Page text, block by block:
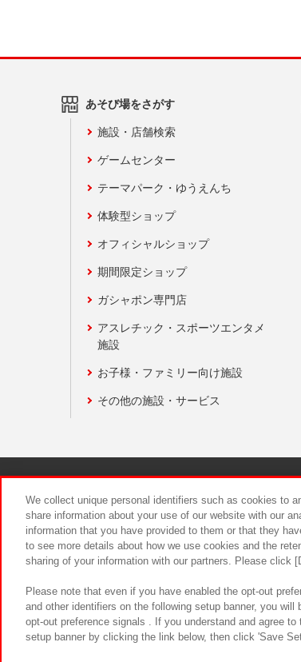
あそび場をさがす
施設・店舗検索
ゲームセンター
テーマパーク・ゆうえんち
体験型ショップ
オフィシャルショップ
期間限定ショップ
ガシャポン専門店
アスレチック・スポーツエンタメ
施設
お子様・ファミリー向け施設
その他の施設・サービス
We collect unique personal identifiers such as cookies to
share information about your use of our website with our
information that you have provided to them or that they
to see more details about how we use cookies and the
sharing of your information with our partners. Please click
Please note that even if you have enabled the opt-out
and other identifiers on the following setup banner, you
opt-out preference signals . If you understand and agree
setup banner by clicking the link below, then click 'Save